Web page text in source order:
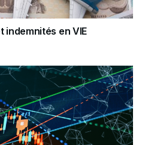
indemnités en VIE